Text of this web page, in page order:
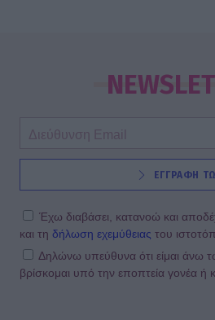
ΕΓΓΡΑΦΗ
Έχω διαβάσει, κατανοώ και
και τη δήλωση εχεμύθειας του
Δηλώνω υπεύθυνα ότι είμαι άνω
βρίσκομαι υπό την εποπτεία γονέα ή